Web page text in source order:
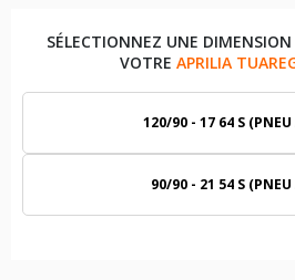
SÉLECTIONNEZ UNE
VOTRE APRILIA
120/90 - 17 64 S (PNEU
90/90 - 21 54 S